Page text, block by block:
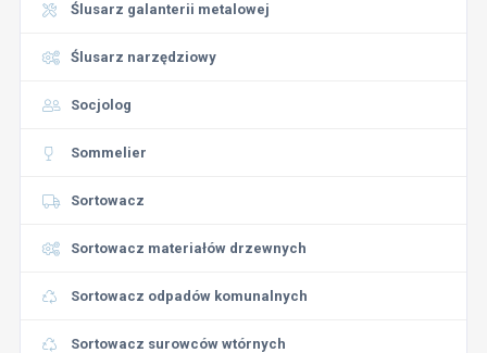
Ślusarz galanterii metalowej
Ślusarz narzędziowy
Socjolog
Sommelier
Sortowacz
Sortowacz materiałów drzewnych
Sortowacz odpadów komunalnych
Sortowacz surowców wtórnych